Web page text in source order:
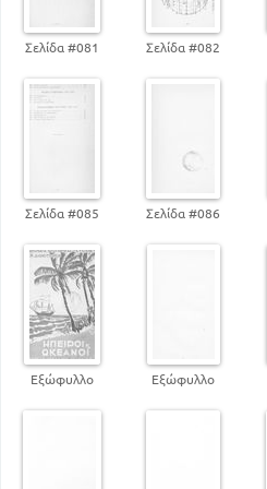
Σελίδα #081 Σελίδα #082
Σελίδα #085 Σελίδα #086
Εξώφυλλο Εξώφυλλο